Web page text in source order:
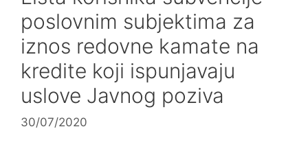
poslovnim subjektima za
iznos redovne kamate na
kredite koji ispunjavaju
uslove Javnog poziva
30/07/2020